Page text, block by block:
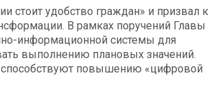
стоит удобство граждан» и призвал к
В рамках поручений Главы
информационной системы для
выполнению плановых значений.
повышению «цифровой